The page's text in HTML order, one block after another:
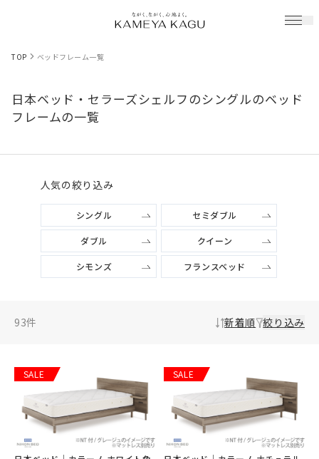
TOP ベッドフレーム一覧
日本ベッド・セラーズシェルフのシングルのベッド
フレームの一覧
人気の絞り込み
シングル セミダブル
ダブル クイーン
シモンズ フランスベッド
93件 新着順 絞り込み
SALE SALE